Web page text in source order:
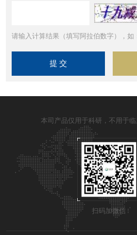
请输入计算结果（填写阿拉伯数字），如
本司产品仅用于科研，不用于
扫码加微信